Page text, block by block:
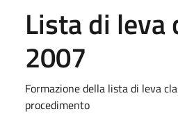
Lista di leva
2007
Formazione della lista di leva
procedimento